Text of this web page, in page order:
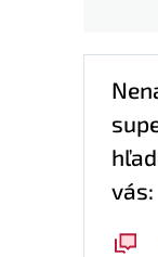
vás: